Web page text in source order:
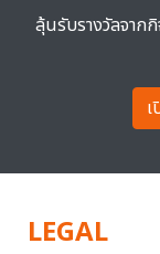
ลุ้นรับรางวัลจาก
LEGAL